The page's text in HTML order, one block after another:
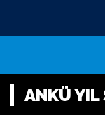
ANKÜ YIL